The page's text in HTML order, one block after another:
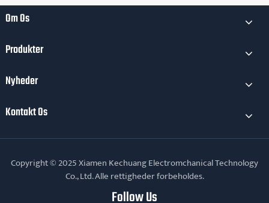
af
Om Os
Produkter
Nyheder
Kontakt Os
Copyright © 2025 Xiamen Kechuang Electromchanical Technology
Co., Ltd. Alle rettigheder forbeholdes.
Follow Us